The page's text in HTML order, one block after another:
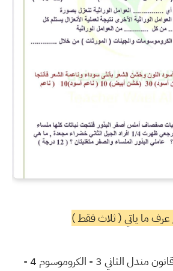
1 - الاحتمالية 2 - قانون مندل الثاني 3 - الكروموسوم 4 -